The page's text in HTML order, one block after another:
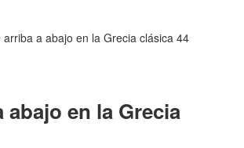
arriba a abajo en la Grecia clásica 44
abajo en la Grecia